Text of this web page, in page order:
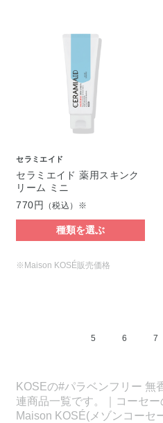
セラミエイド
セラミエイド 薬用スキンク
リーム ミニ
770円
（税込）※
種類を選ぶ
※Maison KOSÉ販売価格
5 6 7
KOSEの#パラベンフリー 無
連商品一覧です。｜コーセ
Maison KOSÉ(メゾンコーセ